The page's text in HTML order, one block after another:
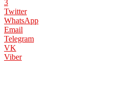
3
Twitter
WhatsApp
Email
Telegram
VK
Viber